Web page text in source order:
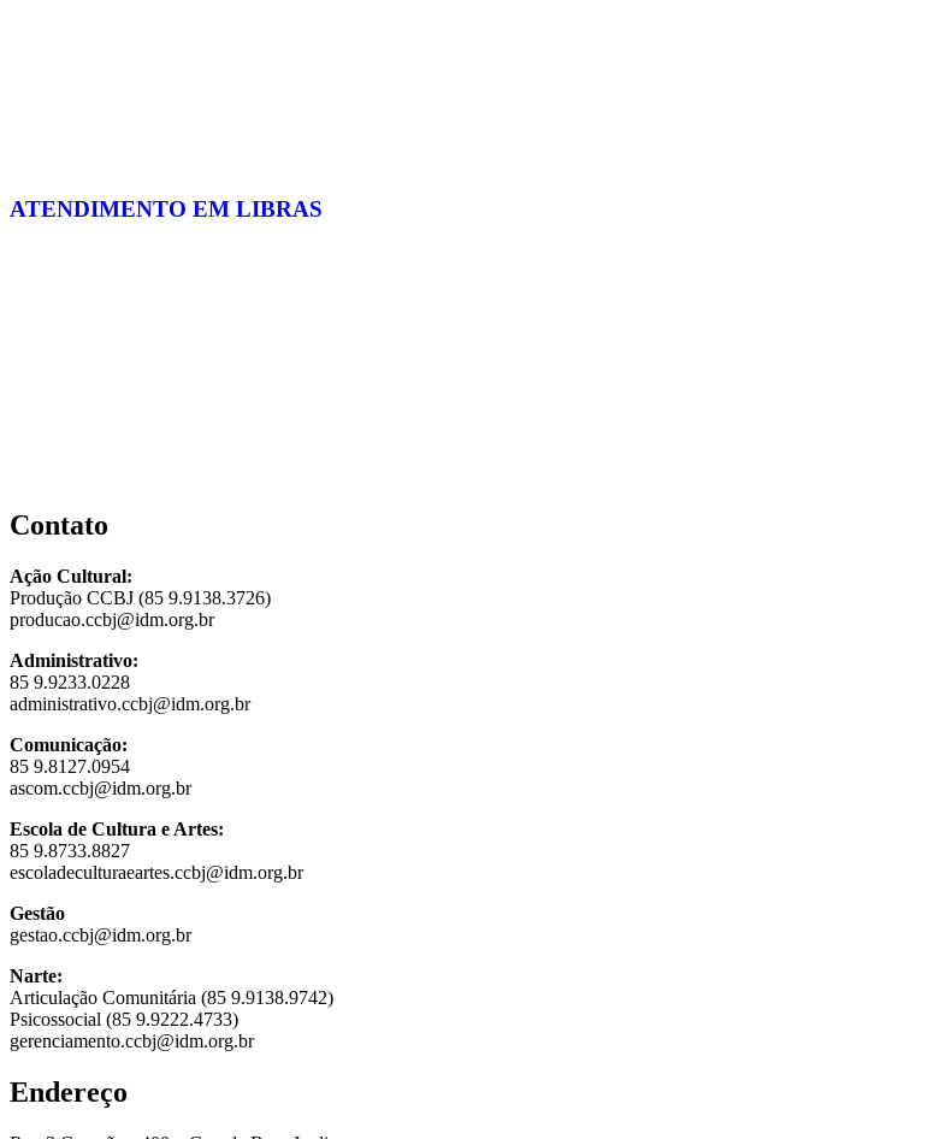
ATENDIMENTO EM LIBRAS
Contato
Ação Cultural:
Produção CCBJ (85 9.9138.3726)
producao.ccbj@idm.org.br
Administrativo:
85 9.9233.0228
administrativo.ccbj@idm.org.br
Comunicação:
85 9.8127.0954
ascom.ccbj@idm.org.br
Escola de Cultura e Artes:
85 9.8733.8827
escoladeculturaeartes.ccbj@idm.org.br
Gestão
gestao.ccbj@idm.org.br
Narte:
Articulação Comunitária (85 9.9138.9742)
Psicossocial (85 9.9222.4733)
gerenciamento.ccbj@idm.org.br
Endereço